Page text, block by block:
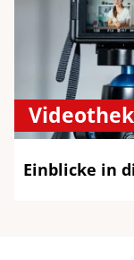
Videothek
Einblicke in